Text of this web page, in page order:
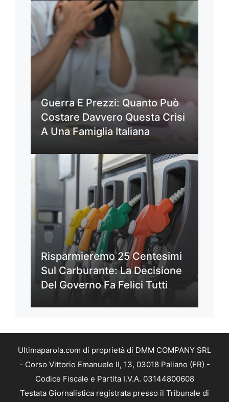
Guerra E Prezzi: Quanto Può
Costare Davvero Questa Crisi
A Una Famiglia Italiana
Risparmieremo 25 Centesimi
Sul Carburante: La Decisione
Del Governo Fa Felici Tutti
Ultimaparola.com di proprietà di DMM COMPANY SRL
- Corso Vittorio Emanuele II, 13, 03018 Paliano (FR) -
Codice Fiscale e Partita I.V.A. 03144800608
Testata Giornalistica registrata presso il Tribunale di